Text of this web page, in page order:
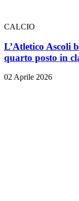
CALCIO
L’Atletico Ascoli
quarto posto in
02 Aprile 2026